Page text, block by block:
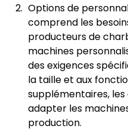
Options de
comprend les
producteurs de
machines
des exigences
la taille et aux
supplémentaires,
adapter les
production.